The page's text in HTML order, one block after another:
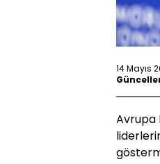
14 Mayıs
Avrupa